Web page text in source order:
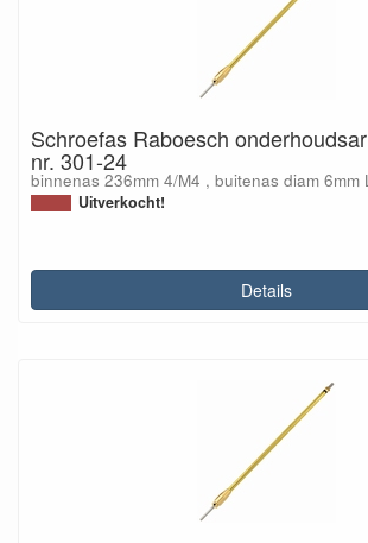
Schroefas Raboesch
nr. 301-24
binnenas 236mm 4/M4 , buitenas diam 6mm
Uitverkocht!
Details